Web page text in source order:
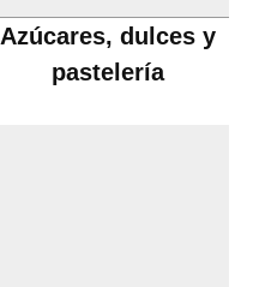
Azúcares, dulces y
pastelería